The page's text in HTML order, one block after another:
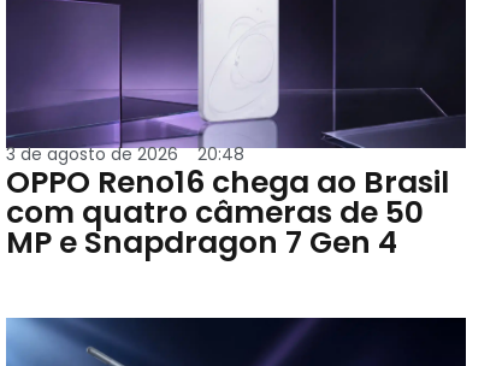
3 de agosto de 2026 20:48
OPPO Reno16 chega ao Brasil
com quatro câmeras de 50
MP e Snapdragon 7 Gen 4